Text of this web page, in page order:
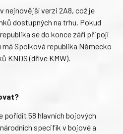
nejnovější verzi 2A8, což je
dostupných na trhu. Pokud
se do konce září připojí
Spolková republika Německo
KNDS (dříve KMW).
pořídit 58 hlavních bojových
specifik v bojové a